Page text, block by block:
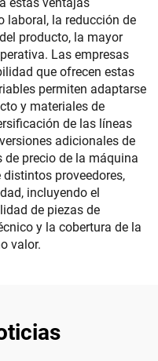
laboral, la reducción de
producto, la mayor
Las empresas
que ofrecen estas
permiten adaptarse
y materiales de
de las líneas
adicionales de
precio de la máquina
proveedores,
incluyendo el
de piezas de
y la cobertura de la
valor.